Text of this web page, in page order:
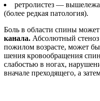
ретролистез —
(более редкая па­тология).
Боль в области спины
канала. Абсо­лютный
пожилом возрасте, может
шения кровообращения
слабостью в но­гах,
вначале преходящего, а